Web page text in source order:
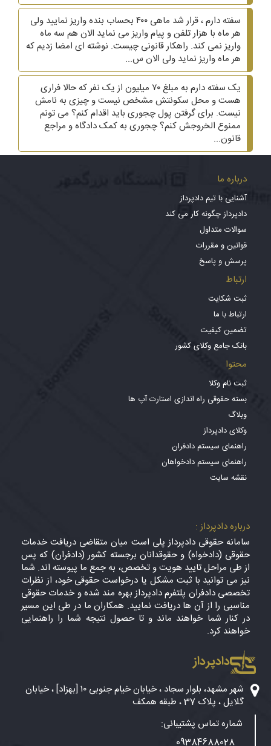
سفته دارم ، قرار شد ماهی ۴۰۰ بحساب بنده واریز نمایید ولی
هر ماه با هزار تلفن و پیام واریز می نماید الان هم سه ماه
واریز نمی کند. راهکار قانونی چیست. نوشته ای امضا زدیم که
هر ماه واریز نماید ولی الان س...
یک سفته دارم به مبلغ ۷۰ میلیون از یک نفر که حالا فراری
هست و محل سکونتش مشخص نیست و چیزی به نامش
نیست. برای گرفتن پول چجوری باید اقدام کنم؟ می تونم
ممنوع الخروجش کنم؟ چجوری به کمک دادگاه و مراجع
قانون...
درباره ما
آشنایی با تیم دادپرداز
دادپرداز چگونه کار می کند
سوالات متداول
قوانین و مقررات
پرسش و پاسخ
ارتباط
ثبت شکایت
ارتباط با ما
تضمین کیفیت
بانک جامع وکلای کشور
محتوا
ثبت نام وکلا
بسته حقوقی راه اندازی استارت آپ ها
وبلاگ
وکلای دادپرداز
راهنمای سیستم دادفران
راهنمای سیستم دادخواهان
نقشه سایت
درباره دادپرداز :
سامانه حقوقی دادپرداز پلی است میان متقاضی دریافت خدمات
حقوقی (دادخواه) و حقوقدانان برجسته کشور (دادفران) که پس
از طی مراحل تایید هویت و تخصص، به جمع ما پیوسته اند. شما
نیز می توانید با ثبت مشکل یا درخواست حقوقی خود، از نظرات
تخصصی دادفران پلتفرم دادپرداز بهره مند شده و خدمات حقوقی
مناسبی را از آن ها دریافت نمایید. همکاران ما در طی این مسیر
در کنار شما خواهند ماند و تا حصول نتیجه شما را راهنمایی
خواهند کرد.
دادپرداز
شهر مشهد، بلوار سجاد ، خیابان خیام جنوبی ۱۰ [بهزاد] ، خیابان
گلایل ، پلاک 37 ، طبقه همکف
شماره تماس پشتیبانی:
09384688028